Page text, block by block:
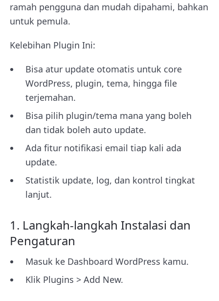
ramah pengguna dan mudah dipahami, bahkan
untuk pemula.
Kelebihan Plugin Ini:
Bisa atur update otomatis untuk core
WordPress, plugin, tema, hingga file
terjemahan.
Bisa pilih plugin/tema mana yang boleh
dan tidak boleh auto update.
Ada fitur notifikasi email tiap kali ada
update.
Statistik update, log, dan kontrol tingkat
lanjut.
1. Langkah-langkah Instalasi dan
Pengaturan
Masuk ke Dashboard WordPress kamu.
Klik Plugins > Add New.